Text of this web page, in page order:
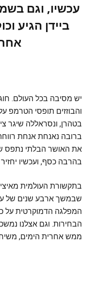
עכשיו, וגם
ביידן הגיע
יש מסיבה בכל העולם.
והבוזזים תופסי הטרמפ
בטהרן, ונסראללה שיגר
ברובה נאנחת אנחת
את האושר הבלתי נתפס
בהרבה כסף, ועכשיו
בתקשורת העולמית
שבמשך ארבע שנים של
המפלגה הדמוקרטית על
הבחירות. וגם אצלנו
ממש אחרית הימים, משיח